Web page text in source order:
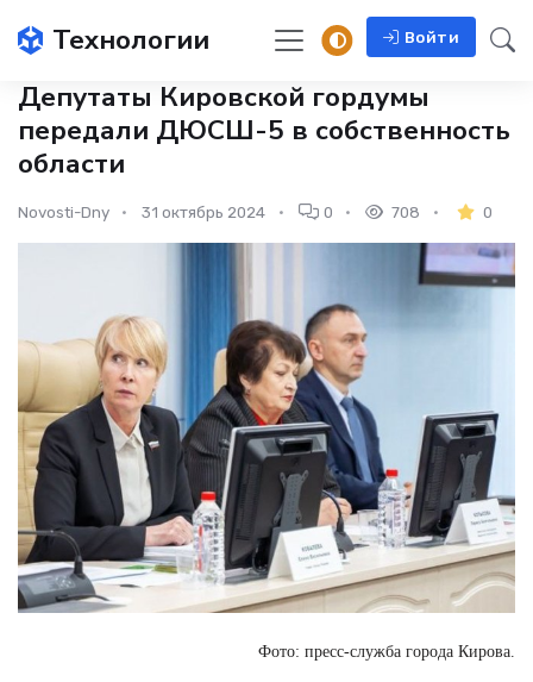
Технологии Войти
Депутаты Кировской гордумы
передали ДЮСШ-5 в собственность
области
Novosti-Dny 31 октябрь 2024 0 708 0
Фото: пресс-служба города Кирова.